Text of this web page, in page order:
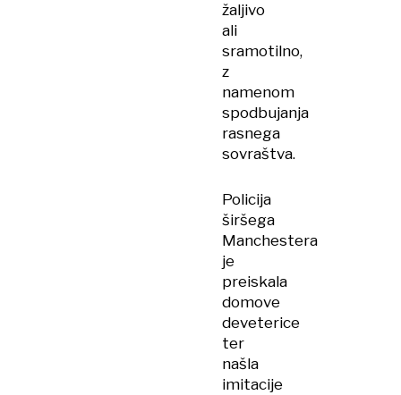
žaljivo
ali
sramotilno,
z
namenom
spodbujanja
rasnega
sovraštva.
Policija
širšega
Manchestera
je
preiskala
domove
deveterice
ter
našla
imitacije